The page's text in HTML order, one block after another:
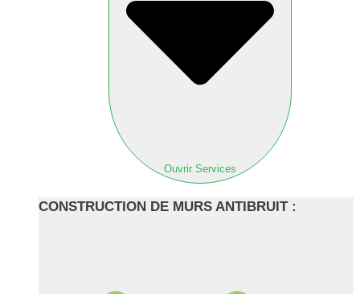
Ouvrir Services
CONSTRUCTION DE MURS ANTIBRUIT :